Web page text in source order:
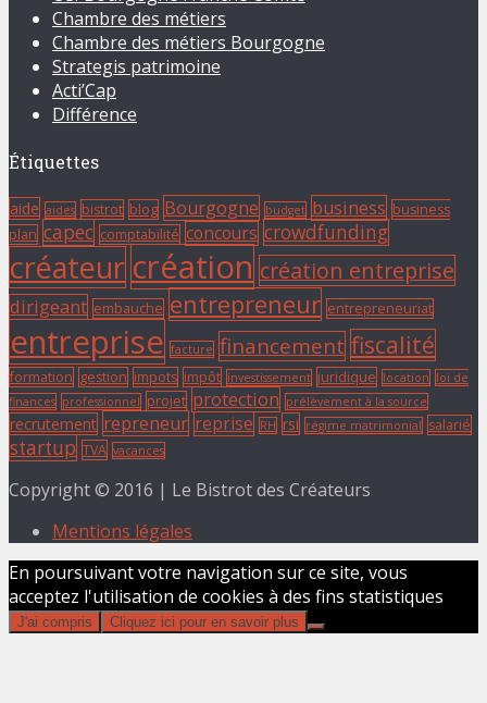
Chambre des métiers
Chambre des métiers Bourgogne
Strategis patrimoine
Acti’Cap
Différence
Étiquettes
aide aides bistrot blog Bourgogne budget business business
plan capec comptabilité concours crowdfunding
créateur création création entreprise
dirigeant embauche entrepreneur entrepreneuriat
entreprise facture financement fiscalité
formation gestion impots impôt investissement juridique location loi de
finances professionnel projet protection prélèvement à la source
recrutement repreneur reprise RH rsi régime matrimonial salarié
startup TVA vacances
Copyright © 2016 | Le Bistrot des Créateurs
Mentions légales
En poursuivant votre navigation sur ce site, vous
acceptez l'utilisation de cookies à des fins statistiques
J'ai compris Cliquez ici pour en savoir plus